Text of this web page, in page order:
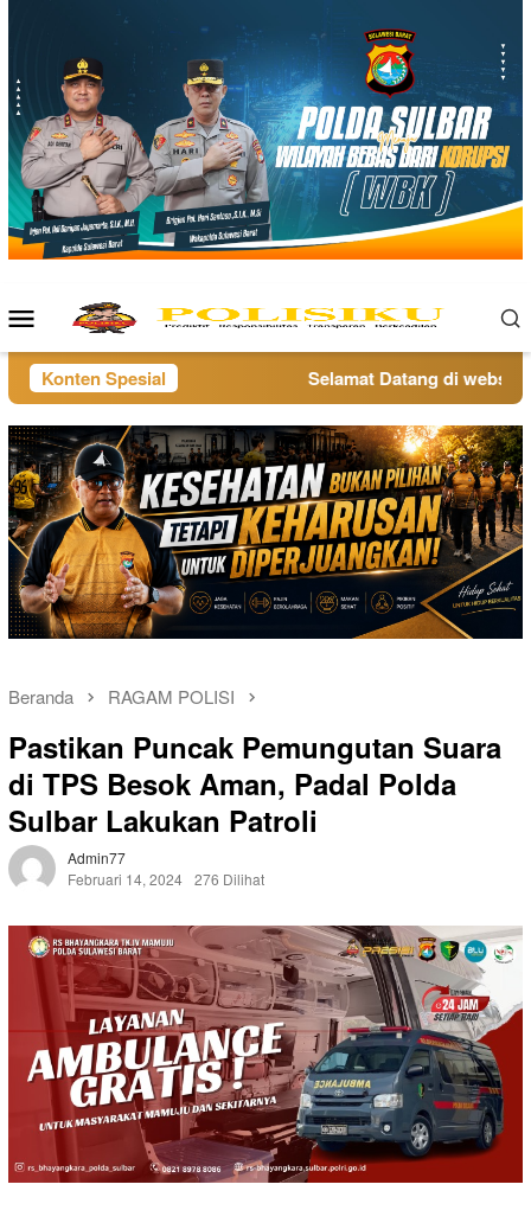
Menu
Mobile
Konten Spesial Selamat Datang di website
Beranda RAGAM POLISI
Pastikan Puncak Pemungutan Suara
di TPS Besok Aman, Padal Polda
Sulbar Lakukan Patroli
Admin77
Februari 14, 2024 276 Dilihat